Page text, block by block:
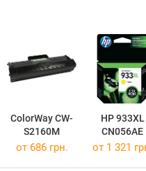
ColorWay CW-
S2160M
HP 933XL
CN056AE
от 686 грн. от 1 321